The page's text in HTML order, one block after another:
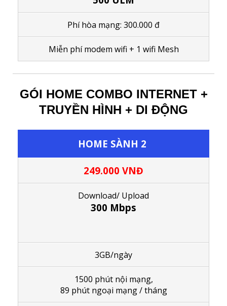
Phí hòa mạng: 300.000 đ
Miễn phí modem wifi + 1 wifi Mesh
GÓI HOME COMBO INTERNET +
TRUYỀN HÌNH + DI ĐỘNG
HOME SÀNH 2
249.000 VNĐ
Download/ Upload
300 Mbps
3GB/ngày
1500 phút nội mạng,
89 phút ngoại mạng / tháng